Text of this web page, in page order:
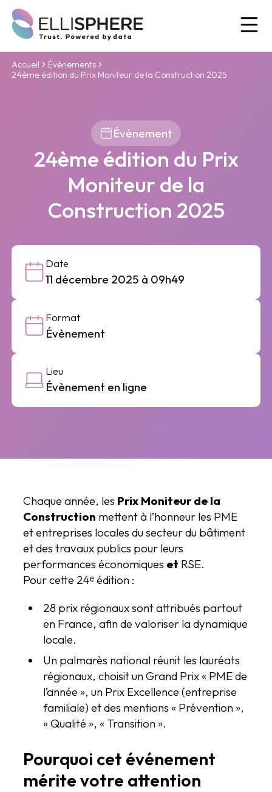
Accueil
Évènements
24ème édition du Prix Moniteur de la Construction 2025
Évènement
24ème édition du Prix
Moniteur de la
Construction 2025
Date
11 décembre 2025 à 09h49
Format
Évènement
Lieu
Évènement en ligne
Chaque année, les Prix Moniteur de la
Construction mettent à l’honneur les PME
et entreprises locales du secteur du bâtiment
et des travaux publics pour leurs
performances économiques et RSE.
Pour cette 24ᵉ édition :
28 prix régionaux sont attribués partout
en France, afin de valoriser la dynamique
locale.
Un palmarès national réunit les lauréats
régionaux, choisit un Grand Prix « PME de
l’année », un Prix Excellence (entreprise
familiale) et des mentions « Prévention »,
« Qualité », « Transition ».
Pourquoi cet événement
mérite votre attention